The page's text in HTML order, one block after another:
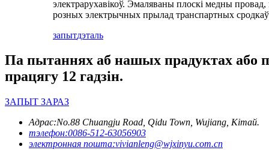
электрарухавікоў. Эмаляваны плоскі медны
розных электрычных прылад транспартных сродкаў
запытдэталь
Па пытаннях аб нашых прадуктах або
працягу 12 гадзін.
ЗАПЫТ ЗАРАЗ
Адрас:No.88 Chuangju Road, Qidu Town, Wujiang, Кітай.
тэлефон:0086-512-63056903
электронная пошта:vivianleng@wjxinyu.com.cn